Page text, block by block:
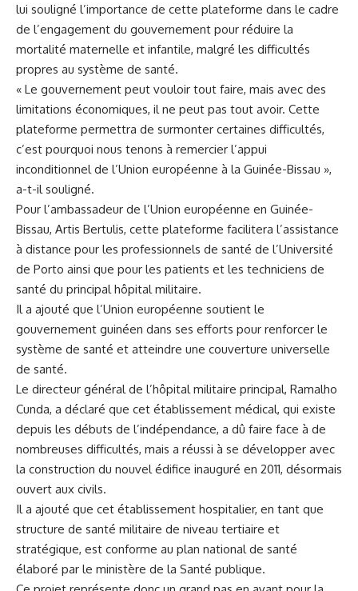
⁢lui souligné l’importance de cette plateforme dans le cadre
de l’engagement du gouvernement pour ⁢réduire la
mortalité ​maternelle⁣ et infantile, malgré les difficultés
propres au système ⁢de santé.
« Le gouvernement ​peut vouloir tout faire, mais avec ⁢des
limitations économiques, il ne peut pas tout avoir. Cette
plateforme permettra de surmonter certaines⁢ difficultés,
c’est pourquoi nous tenons‌ à remercier l’appui
inconditionnel ‍de l’Union européenne à la Guinée-Bissau »,
a-t-il souligné.
Pour l’ambassadeur de l’Union européenne en Guinée-
Bissau, Artis Bertulis,⁢ cette plateforme facilitera l’assistance⁤
à distance ⁤pour les professionnels de santé de l’Université
de Porto ainsi que pour les patients et les techniciens de
santé du principal ‍hôpital militaire.
Il ⁣a ajouté que l’Union européenne soutient ⁢le
gouvernement guinéen dans ses efforts pour ⁤renforcer le
système de santé et atteindre une couverture universelle
de santé.
Le directeur général ⁣de l’hôpital militaire principal, Ramalho
Cunda, a déclaré que cet établissement médical, qui existe
depuis les débuts de l’indépendance,⁤ a dû faire face à de
nombreuses difficultés, mais a ⁤réussi à se‍ développer avec
la construction ​du nouvel édifice inauguré en 2011, désormais
ouvert aux civils.
Il⁢ a ajouté que ⁤cet établissement hospitalier, en ‍tant⁢ que
structure de santé militaire de niveau tertiaire et
stratégique, est conforme au plan national de santé
élaboré par le ministère de​ la Santé ⁢publique.